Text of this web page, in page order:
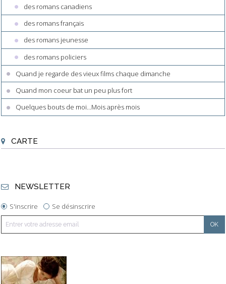
des romans canadiens
des romans français
des romans jeunesse
des romans policiers
Quand je regarde des vieux films chaque dimanche
Quand mon coeur bat un peu plus fort
Quelques bouts de moi...Mois après mois
CARTE
NEWSLETTER
S'inscrire Se désinscrire